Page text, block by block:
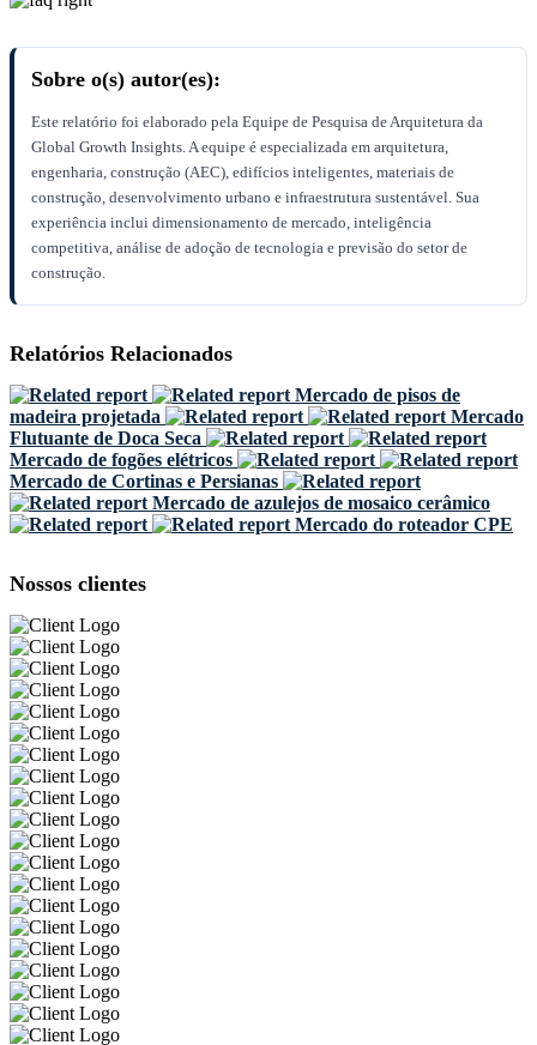
Sobre o(s) autor(es):
Este relatório foi elaborado pela Equipe de Pesquisa de Arquitetura da
Global Growth Insights. A equipe é especializada em arquitetura,
engenharia, construção (AEC), edifícios inteligentes, materiais de
construção, desenvolvimento urbano e infraestrutura sustentável. Sua
experiência inclui dimensionamento de mercado, inteligência
competitiva, análise de adoção de tecnologia e previsão do setor de
construção.
Relatórios Relacionados
Mercado de pisos de
madeira projetada
Mercado
Flutuante de Doca Seca
Mercado de fogões elétricos
Mercado de Cortinas e Persianas
Mercado de azulejos de mosaico cerâmico
Mercado do roteador CPE
Nossos clientes